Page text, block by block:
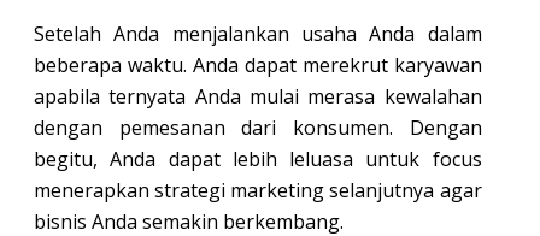
Setelah Anda menjalankan usaha Anda dalam
beberapa waktu. Anda dapat merekrut karyawan
apabila ternyata Anda mulai merasa kewalahan
dengan pemesanan dari konsumen. Dengan
begitu, Anda dapat lebih leluasa untuk focus
menerapkan strategi marketing selanjutnya agar
bisnis Anda semakin berkembang.